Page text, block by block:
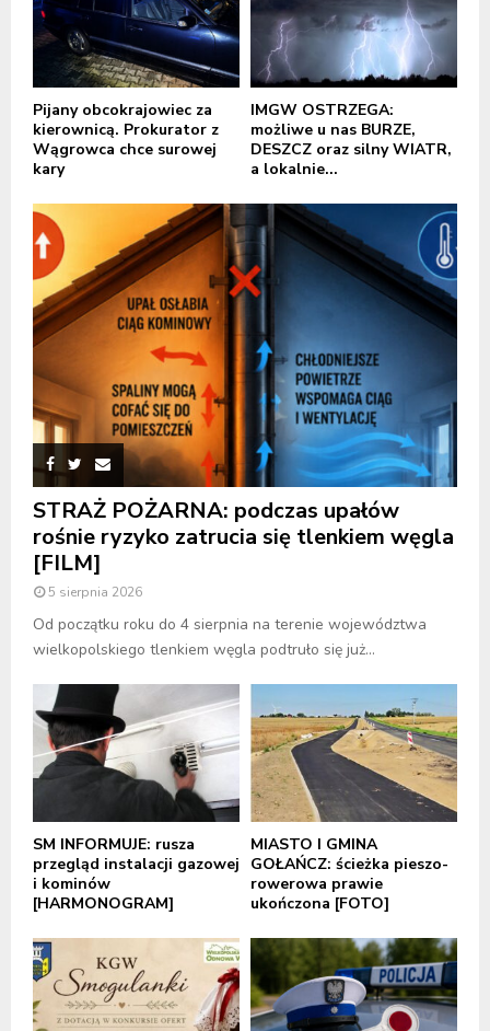
Pijany obcokrajowiec za
kierownicą. Prokurator z
Wągrowca chce surowej
kary
IMGW OSTRZEGA:
możliwe u nas BURZE,
DESZCZ oraz silny WIATR,
a lokalnie...
STRAŻ POŻARNA: podczas upałów
rośnie ryzyko zatrucia się tlenkiem węgla
[FILM]
5 sierpnia 2026
Od początku roku do 4 sierpnia na terenie województwa
wielkopolskiego tlenkiem węgla podtruło się już...
SM INFORMUJE: rusza
przegląd instalacji gazowej
i kominów
[HARMONOGRAM]
MIASTO I GMINA
GOŁAŃCZ: ścieżka pieszo-
rowerowa prawie
ukończona [FOTO]